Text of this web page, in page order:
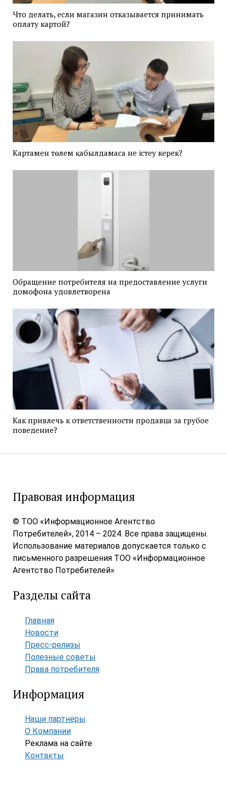
Что делать, если магазин отказывается принимать
оплату картой?
Картамен төлем қабылдамаса не істеу керек?
Обращение потребителя на предоставление услуги
домофона удовлетворена
Как привлечь к ответственности продавца за грубое
поведение?
Правовая информация
© ТОО «Информационное Агентство
Потребителей», 2014 – 2024. Все права защищены.
Использование материалов допускается только с
письменного разрешения ТОО «Информационное
Агентство Потребителей»
Разделы сайта
Главная
Новости
Пресс-релизы
Полезные советы
Права потребителя
Информация
Наши партнёры
О Компании
Реклама на сайте
Контакты